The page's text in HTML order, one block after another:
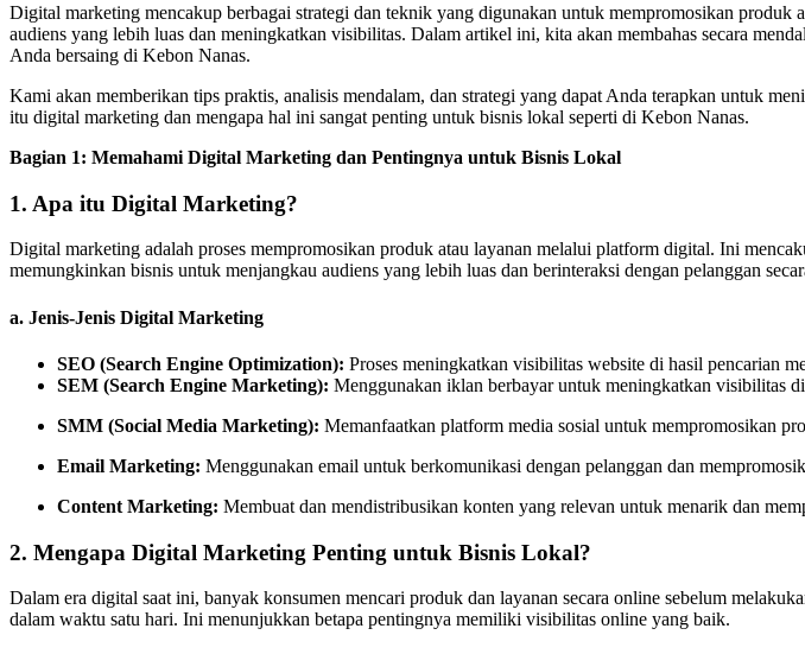
Digital marketing mencakup berbagai strategi dan teknik yang digunakan untuk mempromosikan
audiens yang lebih luas dan meningkatkan visibilitas. Dalam artikel ini, kita akan membahas secara
Anda bersaing di Kebon Nanas.
Kami akan memberikan tips praktis, analisis mendalam, dan strategi yang dapat Anda terapkan untuk
itu digital marketing dan mengapa hal ini sangat penting untuk bisnis lokal seperti di Kebon Nanas.
Bagian 1: Memahami Digital Marketing dan Pentingnya untuk Bisnis Lokal
1. Apa itu Digital Marketing?
Digital marketing adalah proses mempromosikan produk atau layanan melalui platform digital. Ini
memungkinkan bisnis untuk menjangkau audiens yang lebih luas dan berinteraksi dengan pelanggan
a. Jenis-Jenis Digital Marketing
SEO (Search Engine Optimization): Proses meningkatkan visibilitas website di hasil pencarian
SEM (Search Engine Marketing): Menggunakan iklan berbayar untuk meningkatkan visibilitas
SMM (Social Media Marketing): Memanfaatkan platform media sosial untuk mempromosikan
Email Marketing: Menggunakan email untuk berkomunikasi dengan pelanggan dan
Content Marketing: Membuat dan mendistribusikan konten yang relevan untuk menarik dan
2. Mengapa Digital Marketing Penting untuk Bisnis Lokal?
Dalam era digital saat ini, banyak konsumen mencari produk dan layanan secara online sebelum
dalam waktu satu hari. Ini menunjukkan betapa pentingnya memiliki visibilitas online yang baik.